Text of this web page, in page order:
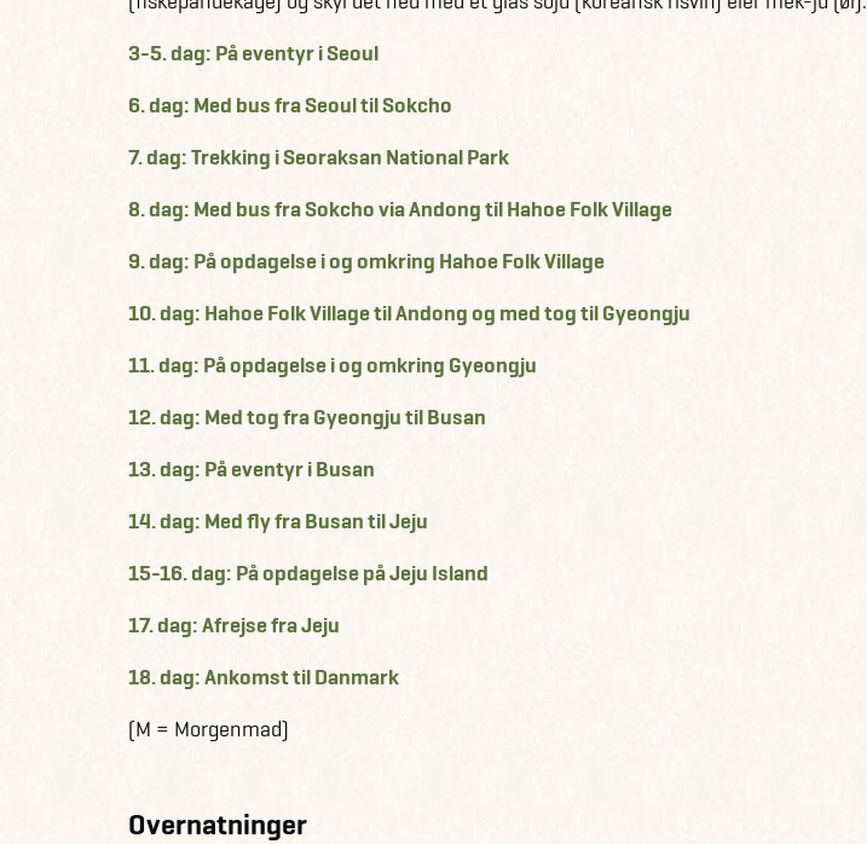
3-5. dag: På eventyr i Seoul
6. dag: Med bus fra Seoul til Sokcho
7. dag: Trekking i Seoraksan National Park
8. dag: Med bus fra Sokcho via Andong til Hahoe Folk Village
9. dag: På opdagelse i og omkring Hahoe Folk Village
10. dag: Hahoe Folk Village til Andong og med tog til Gyeongju
11. dag: På opdagelse i og omkring Gyeongju
12. dag: Med tog fra Gyeongju til Busan
13. dag: På eventyr i Busan
14. dag: Med fly fra Busan til Jeju
15-16. dag: På opdagelse på Jeju Island
17. dag: Afrejse fra Jeju
18. dag: Ankomst til Danmark
(M = Morgenmad)
Overnatninger